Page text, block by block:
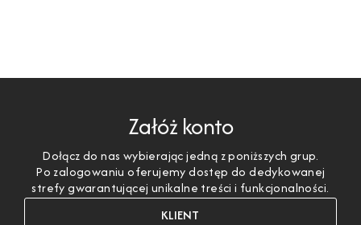
Załóż konto
Dołącz do nas wybierając jedną z poniższych grup.
Po zalogowaniu oferujemy dostęp do dedykowanej
strefy gwarantującej unikalne treści i funkcjonalności.
KLIENT